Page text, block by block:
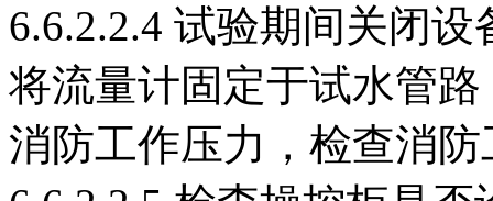
6.6.2.2.4 试验期间关闭
将流量计固定于试水管
消防工作压力，检查消